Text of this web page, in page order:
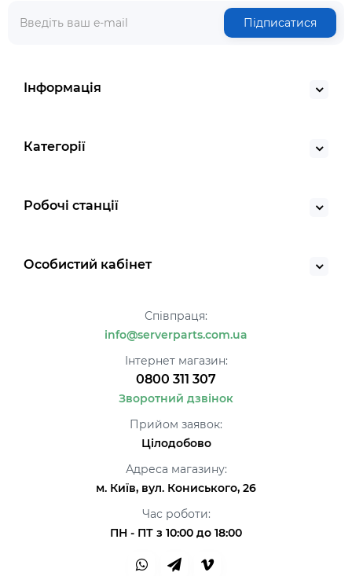
Підписатися
Інформація
Категорії
Робочі станції
Особистий кабінет
Співпраця:
info@serverparts.com.ua
Інтернет магазин:
0800 311 307
Зворотний дзвінок
Прийом заявок:
Цілодобово
Адреса магазину:
м. Київ, вул. Кониського, 26
Час роботи:
ПН - ПТ з 10:00 до 18:00